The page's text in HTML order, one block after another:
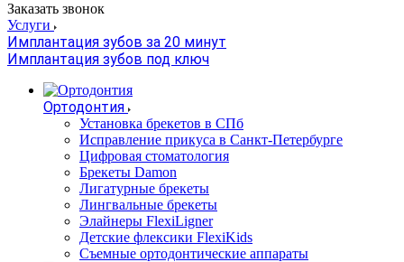
Заказать звонок
Услуги
Имплантация зубов за 20 минут
Имплантация зубов под ключ
Ортодонтия
Установка брекетов в СПб
Исправление прикуса в Санкт-Петербурге
Цифровая стоматология
Брекеты Damon
Лигатурные брекеты
Лингвальные брекеты
Элайнеры FlexiLigner
Детские флексики FlexiKids
Съемные ортодонтические аппараты